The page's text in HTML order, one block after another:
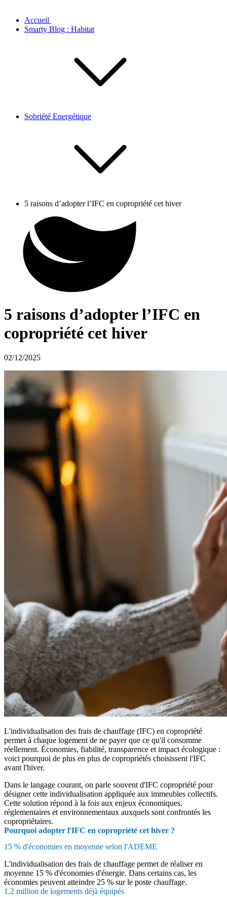
Accueil
Smarty Blog : Habitat
Sobriété Energétique
5 raisons d’adopter l’IFC en copropriété cet hiver
5 raisons d’adopter l’IFC en
copropriété cet hiver
02/12/2025
L'individualisation des frais de chauffage (IFC) en copropriété
permet à chaque logement de ne payer que ce qu'il consomme
réellement. Économies, fiabilité, transparence et impact écologique :
voici pourquoi de plus en plus de copropriétés choisissent l'IFC
avant l'hiver.
Dans le langage courant, on parle souvent d'IFC copropriété pour
désigner cette individualisation appliquée aux immeubles collectifs.
Cette solution répond à la fois aux enjeux économiques,
réglementaires et environnementaux auxquels sont confrontés les
copropriétaires.
Pourquoi adopter l'IFC en copropriété cet hiver ?
15 % d'économies en moyenne selon l'ADEME
L'individualisation des frais de chauffage permet de réaliser en
moyenne 15 % d'économies d'énergie. Dans certains cas, les
économies peuvent atteindre 25 % sur le poste chauffage.
1,2 million de logements déjà équipés